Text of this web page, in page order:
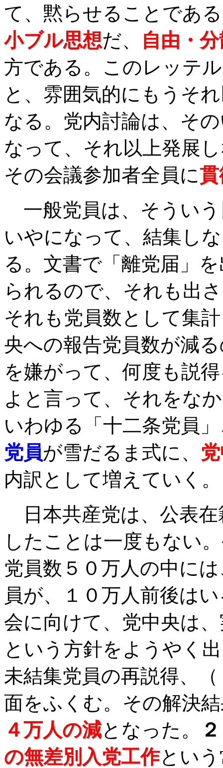
て、黙らせることであ
小ブル思想だ、
自由・
方である。このレッテ
と、雰囲気的にもうそ
なる。党内討論は、そ
なって、それ以上発展
その会議参加者全員に
一般党員は、そうい
いやになって、結集し
る。文書で「離党届」
られるので、それも出
それも党員数として集
央への報告党員数が減
を嫌がって、何度も説
よと言って、それをな
いわゆる「十二条党員
党員が雪だるま式に、
内訳として増えていく。
日本共産党は、公表在
したことは一度もない
党員数５０万人の中に
員が、１０万人前後は
会に向けて、党中央は
という方針をようやく
未結集党員の再説得、
面をふくむ。その解決
４万人の減となった。
の無差別入党工作とい